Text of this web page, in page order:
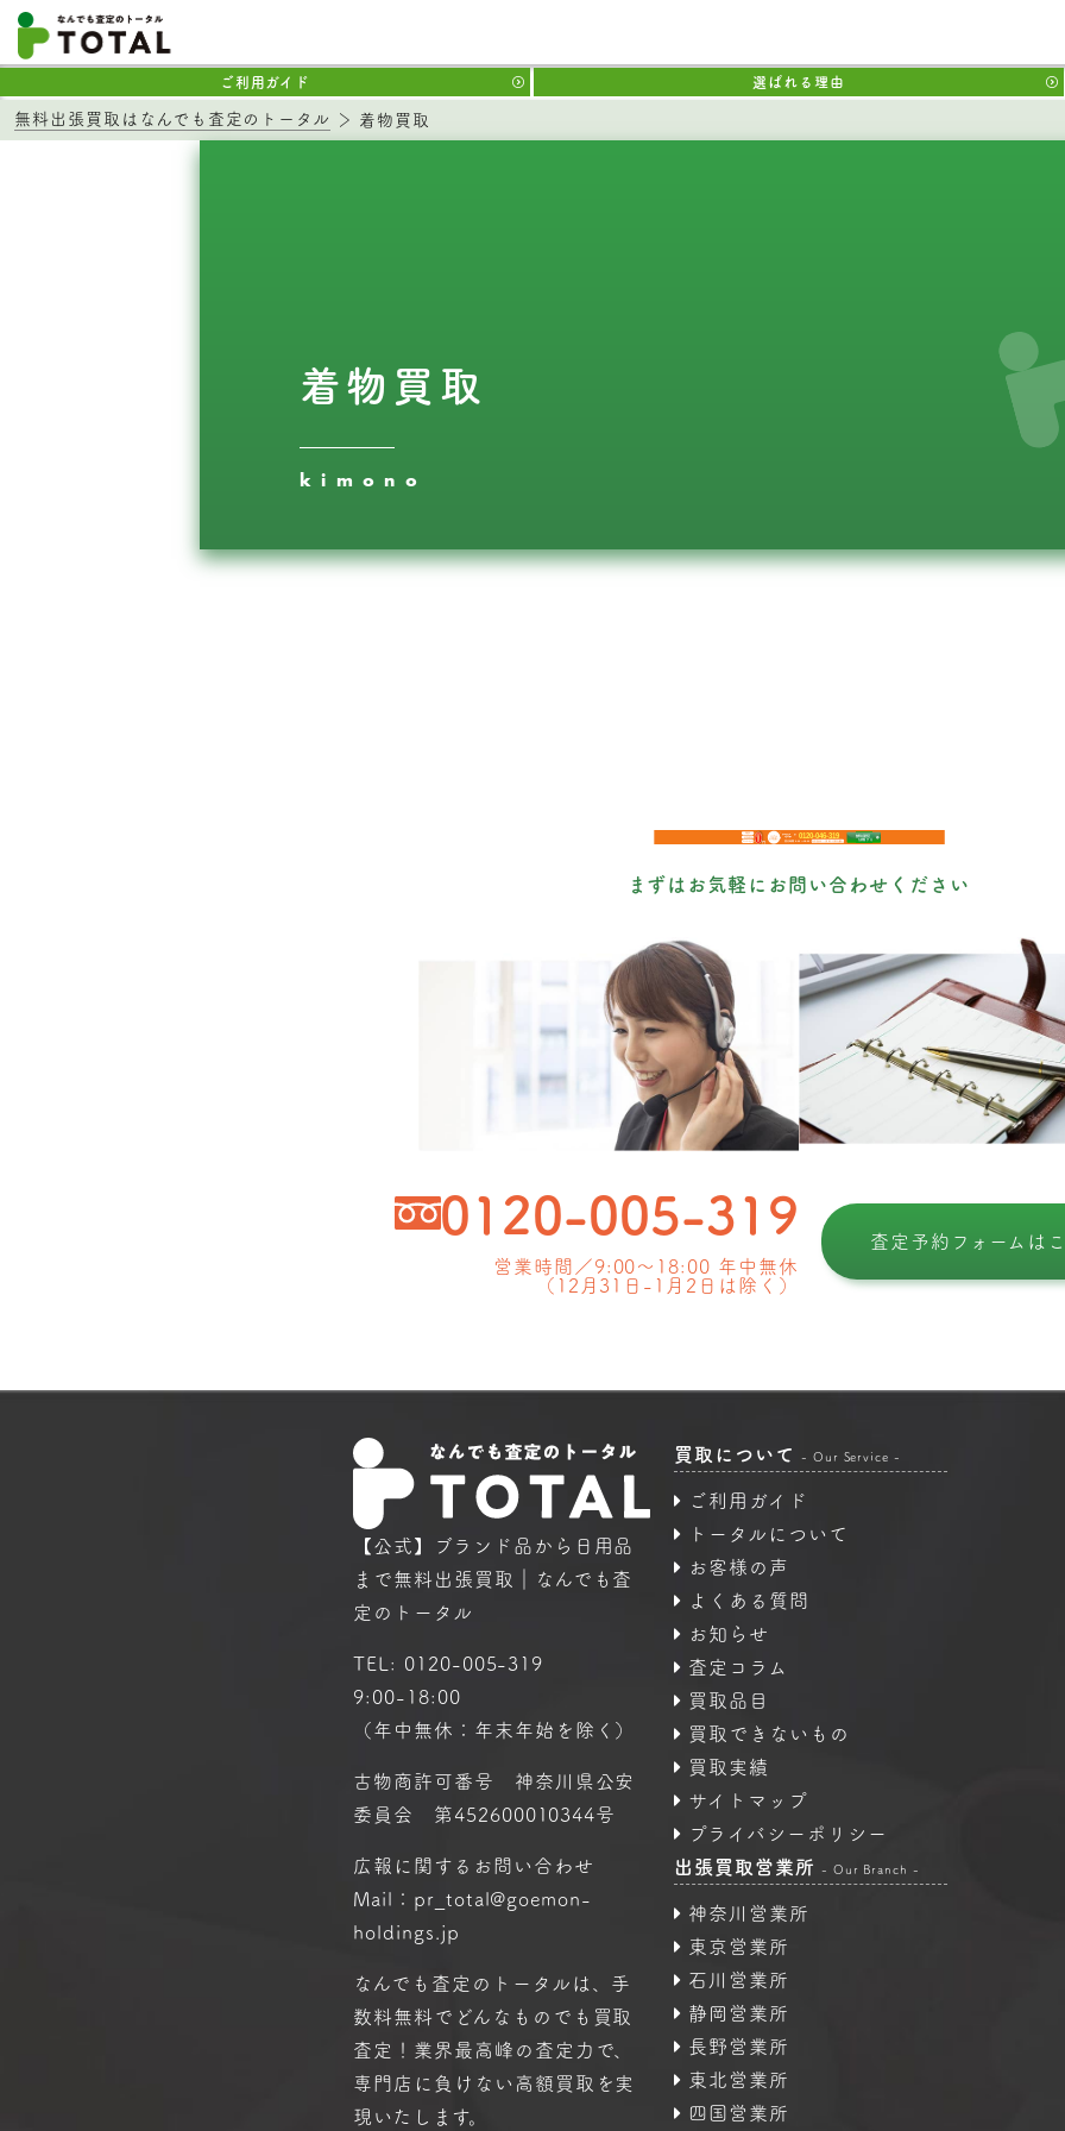
ご利用ガイド 選ばれる理由
無料出張買取はなんでも査定のトータル 着物買取
着物買取
kimono
まずはお気軽にお問い合わせください
0120-005-319
営業時間／9:00〜18:00 年中無休
（12月31日-1月2日は除く）
査定予約フォームは
【公式】ブランド品から日用品
まで無料出張買取｜なんでも査
定のトータル
TEL: 0120-005-319
9:00-18:00
（年中無休：年末年始を除く）
古物商許可番号 神奈川県公安
委員会 第452600010344号
広報に関するお問い合わせ
Mail：pr_total@goemon-
holdings.jp
なんでも査定のトータルは、手
数料無料で どんなものでも買取
査定！ 業界最高峰の査定力で、
専門店に 負けない高額買取を実
現いたします。
買取について - Our Service -
ご利用ガイド
トータルについて
お客様の声
よくある質問
お知らせ
査定コラム
買取品目
買取できないもの
買取実績
サイトマップ
プライバシーポリシー
出張買取営業所
- Our Branch -
神奈川営業所
東京営業所
石川営業所
静岡営業所
長野営業所
東北営業所
四国営業所